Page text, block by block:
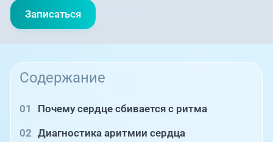
Записаться
Содержание
Почему сердце сбивается с ритма
Диагностика аритмии сердца